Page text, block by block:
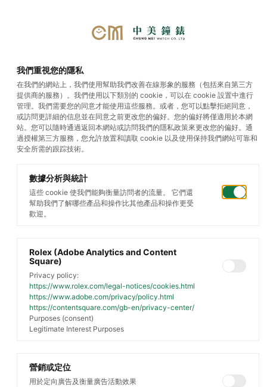
勞力士
2026新款腕錶
掌控競速時間
我們重視您的隱私
在我們的網站上，我們使用幫助我們改善在線形象的服務（包括來自第三方
提供商的服務）。我們使用以下類別的 cookie，可以在 cookie 設置中進行
管理。我們需要您的同意才能使用這些服務。或者，您可以點擊拒絕同意，
或訪問更詳細的信息並在同意之前更改您的偏好。您的偏好將僅適用於本網
站。您可以隨時通過返回本網站或訪問我們的隱私政策來更改您的偏好。通
過授權第三方服務，您允許放置和讀取 cookie 以及使用保持我們網站可靠和
安全所需的跟踪技術。
數據分析與統計
這些 cookie 使我們能夠衡量訪問者的流量。 它們還
幫助我們了解哪些產品和操作比其他產品和操作更受
歡迎。
Rolex (Adobe Analytics and Content
Square)
Privacy policy:
https://www.rolex.com/legal-notices/cookies.html
https://www.adobe.com/privacy/policy.html
https://contentsquare.com/gb-en/privacy-center/
Purposes (consent)
Legitimate Interest Purposes
營銷或定位
用於定向廣告及衡量廣告活動效果